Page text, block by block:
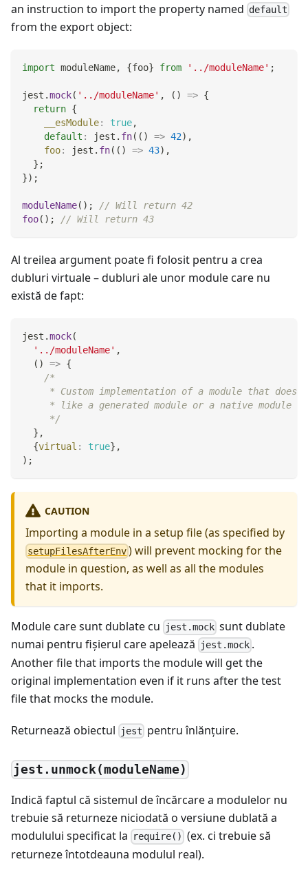
an instruction to import the property named default
from the export object:
import moduleName, {foo} from '../moduleName' ;
jest .mock( '../moduleName' , ( ) => {
return {
__esModule: true,
default : jest . fn( ( ) => 42) ,
foo: jest . fn( ( ) => 43) ,
} ;
}) ;
moduleName( ) ;
// Will return 42
foo( ) ; // Will return 43
Al treilea argument poate fi folosit pentru a crea
dubluri virtuale – dubluri ale unor module care nu
există de fapt:
jest .mock(
'../moduleName' ,
( ) => {
/*
* Custom implementation of a module that
* like a generated module or a native module
     */
} ,
{virtual : true} ,
) ;
CAUTION
Importing a module in a setup file (as specified by
setupFilesAfterEnv ) will prevent mocking for the
module in question, as well as all the modules
that it imports.
Module care sunt dublate cu jest.mock sunt dublate
numai pentru fişierul care apelează
jest.mock .
Another file that imports the module will get the
original implementation even if it runs after the test
file that mocks the module.
Returnează obiectul jest pentru înlănţuire.
jest.unmock(moduleName)
Indică faptul că sistemul de încărcare a modulelor nu
trebuie să returneze niciodată o versiune dublată a
modulului specificat la
require() (ex. ci trebuie să
returneze întotdeauna modulul real).